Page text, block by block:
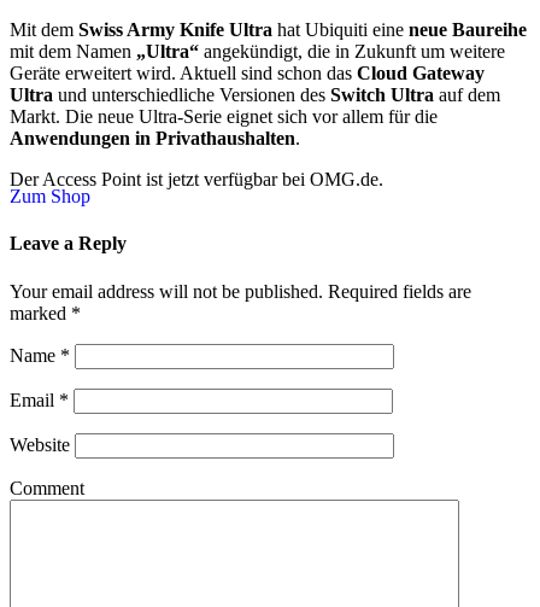
Mit dem Swiss Army Knife Ultra hat Ubiquiti eine neue Baureihe
mit dem Namen „Ultra“ angekündigt, die in Zukunft um weitere
Geräte erweitert wird. Aktuell sind schon das Cloud Gateway
Ultra und unterschiedliche Versionen des Switch Ultra auf dem
Markt. Die neue Ultra-Serie eignet sich vor allem für die
Anwendungen in Privathaushalten.
Der Access Point ist jetzt verfügbar bei OMG.de.
Zum Shop
Leave a Reply
Your email address will not be published. Required fields are
marked *
Name *
Email *
Website
Comment